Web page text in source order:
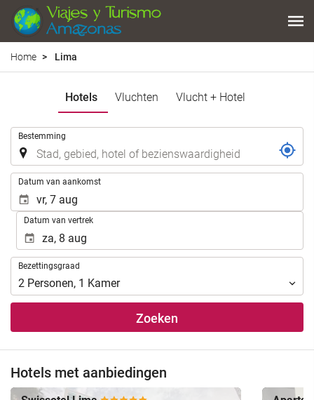
Home Lima
Hotels Vluchten Vlucht + Hotel
Bestemming
Datum van aankomst
Datum van vertrek
Bezettingsgraad
Bezettingsgraad
2 Personen, 1 Kamer
Zoeken
Hotels met aanbiedingen